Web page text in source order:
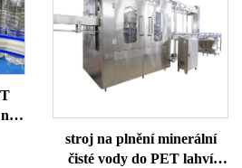
stroj na plnění minerální
čisté vody do PET lahví